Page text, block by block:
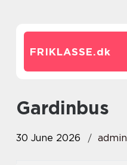
FRIKLASSE.dk
gardinbus
30 June 2026 admin